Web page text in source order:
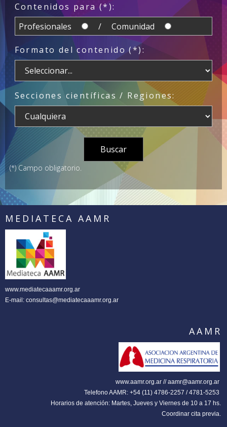
Contenidos para (*):
Profesionales
/ Comunidad
Formato del contenido (*):
Secciones científicas / Regiones:
(*) Campo obligatorio.
MEDIATECA AAMR
www.mediatecaaamr.org.ar
E-mail: consultas@mediatecaaamr.org.ar
AAMR
www.aamr.org.ar // aamr@aamr.org.ar
Telefono AAMR: +54 (11) 4786-2257 / 4781-5253
Horarios de atención: Martes, Jueves y Viernes de 10 a 17 hs.
Coordinar cita previa.